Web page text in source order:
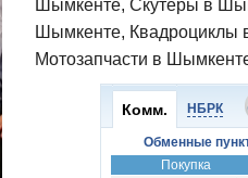
Шымкенте, Скутеры в
Шымкенте, Квадроциклы
Мотозапчасти в